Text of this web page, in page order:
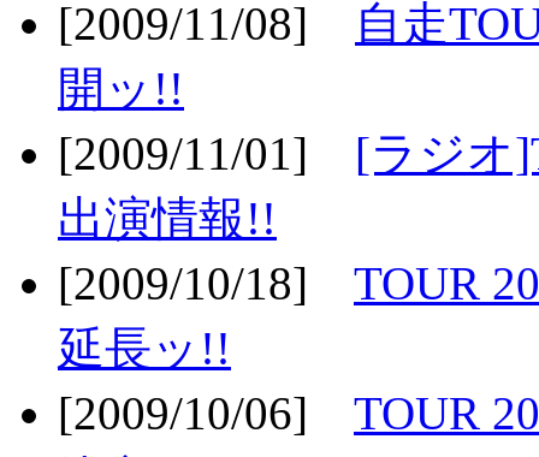
[2009/11/08]
自走
開ッ!!
[2009/11/01] [ラジオ
出演情報!!
[2009/10/18] TOUR
延長ッ!!
[2009/10/06] TOUR